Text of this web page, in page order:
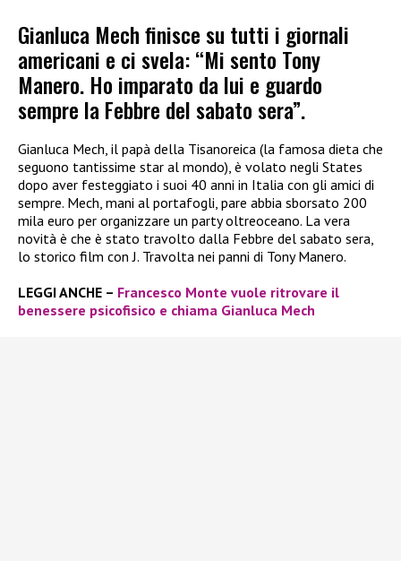
Gianluca Mech finisce su tutti i giornali
americani e ci svela: “Mi sento Tony
Manero. Ho imparato da lui e guardo
sempre la Febbre del sabato sera”.
Gianluca Mech, il papà della Tisanoreica (la famosa dieta che
seguono tantissime star al mondo), è volato negli States
dopo aver festeggiato i suoi 40 anni in Italia con gli amici di
sempre. Mech, mani al portafogli, pare abbia sborsato 200
mila euro per organizzare un party oltreoceano. La vera
novità è che è stato travolto dalla Febbre del sabato sera,
lo storico film con J. Travolta nei panni di Tony Manero.
LEGGI ANCHE – Francesco Monte vuole ritrovare il
benessere psicofisico e chiama Gianluca Mech